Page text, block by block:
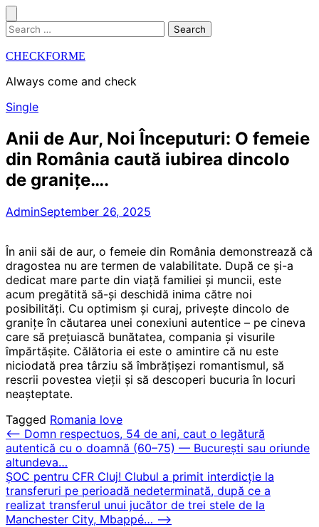
Skip
to
content
Search
CHECKFORME
Always come and check
Single
Anii de Aur, Noi Începuturi: O femeie
din România caută iubirea dincolo
de granițe….
AdminSeptember 26, 2025
În anii săi de aur, o femeie din România demonstrează că
dragostea nu are termen de valabilitate. După ce și-a
dedicat mare parte din viață familiei și muncii, este
acum pregătită să-și deschidă inima către noi
posibilități. Cu optimism și curaj, privește dincolo de
granițe în căutarea unei conexiuni autentice – pe cineva
care să prețuiască bunătatea, compania și visurile
împărtășite. Călătoria ei este o amintire că nu este
niciodată prea târziu să îmbrățișezi romantismul, să
rescrii povestea vieții și să descoperi bucuria în locuri
neașteptate.
Tagged Romania love
Post
navigation
⟵ Domn respectuos, 54 de ani, caut o legătură
autentică cu o doamnă (60–75) — București sau oriunde
altundeva…
ȘOC pentru CFR Cluj! Clubul a primit interdicție la
transferuri pe perioadă nedeterminată, după ce a
realizat transferul unui jucător de trei stele de la
Manchester City, Mbappé… ⟶